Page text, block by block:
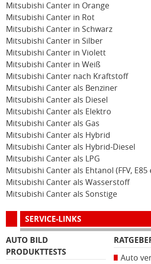
Mitsubishi Canter in Orange
Mitsubishi Canter in Rot
Mitsubishi Canter in Schwarz
Mitsubishi Canter in Silber
Mitsubishi Canter in Violett
Mitsubishi Canter in Weiß
Mitsubishi Canter nach Kraftstoff
Mitsubishi Canter als Benziner
Mitsubishi Canter als Diesel
Mitsubishi Canter als Elektro
Mitsubishi Canter als Gas
Mitsubishi Canter als Hybrid
Mitsubishi Canter als Hybrid-Diesel
Mitsubishi Canter als LPG
Mitsubishi Canter als Ehtanol (FFV, E85
Mitsubishi Canter als Wasserstoff
Mitsubishi Canter als Sonstige
SERVICE-LINKS
AUTO BILD
PRODUKTTESTS
Auto